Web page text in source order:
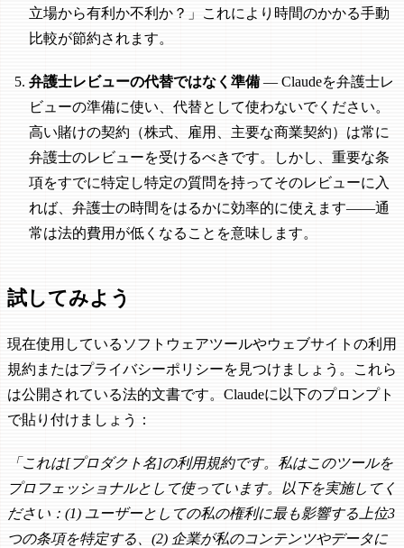
立場から有利か不利か？」これにより時間のかかる手動
比較が節約されます。
弁護士レビューの代替ではなく準備— Claudeを弁護士レ
ビューの準備に使い、代替として使わないでください。
高い賭けの契約（株式、雇用、主要な商業契約）は常に
弁護士のレビューを受けるべきです。しかし、重要な条
項をすでに特定し特定の質問を持ってそのレビューに入
れば、弁護士の時間をはるかに効率的に使えます——通
常は法的費用が低くなることを意味します。
試してみよう
現在使用しているソフトウェアツールやウェブサイトの利用
規約またはプライバシーポリシーを見つけましょう。これら
は公開されている法的文書です。Claudeに以下のプロンプト
で貼り付けましょう：
「これは[プロダクト名]の利用規約です。私はこのツールを
プロフェッショナルとして使っています。以下を実施してく
ださい：(1) ユーザーとしての私の権利に最も影響する上位3
つの条項を特定する、(2) 企業が私のコンテンツやデータに